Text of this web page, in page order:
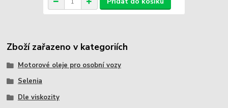
Zboží zařazeno v kategoriích
Motorové oleje pro osobní vozy
Selenia
Dle viskozity